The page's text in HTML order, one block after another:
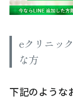
eクリニッ
な方
下記のような